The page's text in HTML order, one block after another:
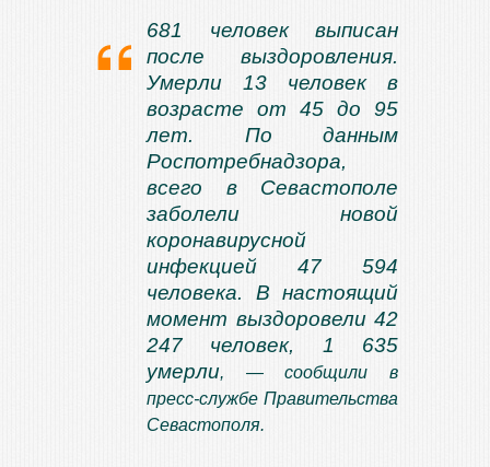
681 человек выписан
после выздоровления.
Умерли 13 человек в
возрасте от 45 до 95
лет. По данным
Роспотребнадзора,
всего в Севастополе
заболели новой
коронавирусной
инфекцией 47 594
человека. В настоящий
момент выздоровели 42
247 человек, 1 635
умерли, — сообщили в
пресс-службе Правительства
Севастополя.